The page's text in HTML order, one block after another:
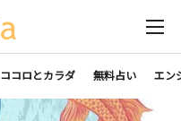
ココロとカラダ 無料占い エン